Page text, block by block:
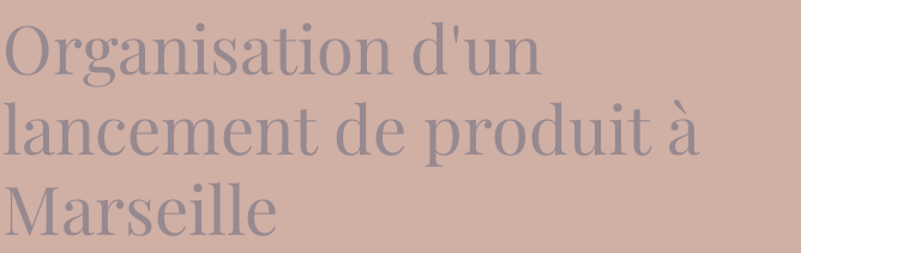
Organisation d'un
lancement de produit à
Marseille